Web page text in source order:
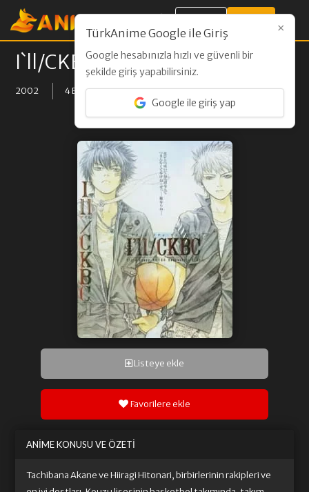
I`ll/CKBC
2002 4 BÖLÜM
ANIME KONUSU VE ÖZETI
Tachibana Akane ve Hiiragi Hitonari, birbirlerinin rakipleri ve
Listeye ekle
Favorilere ekle
×
TürkAnime Google ile Giriş
Google hesabınızla hızlı ve güvenli bir
şekilde giriş yapabilirsiniz.
Google ile giriş yap